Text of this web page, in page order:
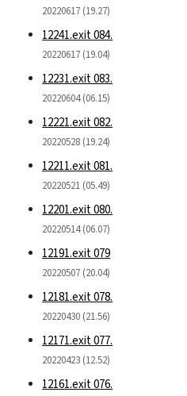
20220617 (19.27)
12241.exit 084.
20220617 (19.04)
12231.exit 083.
20220604 (06.15)
12221.exit 082.
20220528 (19.24)
12211.exit 081.
20220521 (05.49)
12201.exit 080.
20220514 (06.07)
12191.exit 079
20220507 (20.04)
12181.exit 078.
20220430 (21.56)
12171.exit 077.
20220423 (12.52)
12161.exit 076.